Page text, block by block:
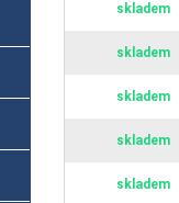
skladem
skladem
skladem
skladem
skladem